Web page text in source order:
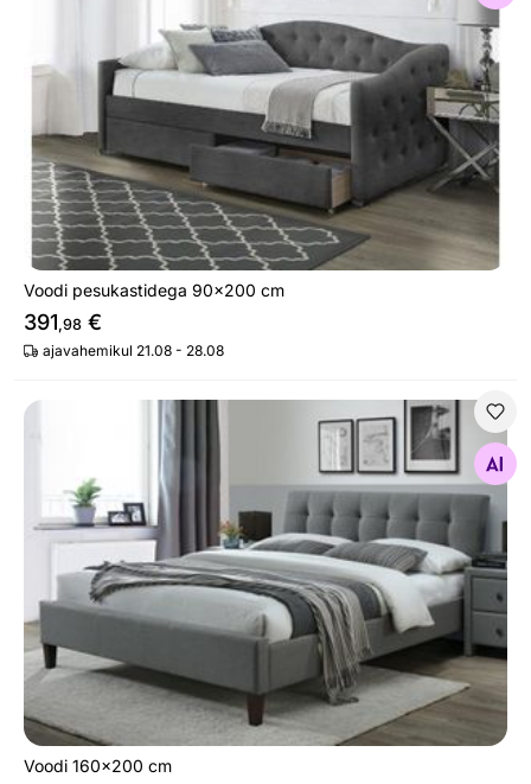
Voodi pesukastidega 90x200 cm
391,98 €
ajavahemikul 21.08 - 28.08
Voodi 160x200 cm
Otsi sarnaseid
Voodi 160x200 cm